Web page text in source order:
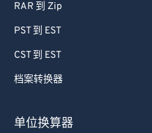
RAR 到 Zip
PST 到 EST
CST 到 EST
档案转换器
单位换算器